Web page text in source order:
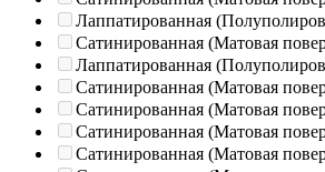
Лаппатированная
Сатинированная (Матовая
Лаппатированная
Сатинированная (Матовая
Сатинированная (Матовая
Сатинированная (Матовая
Сатинированная (Матовая